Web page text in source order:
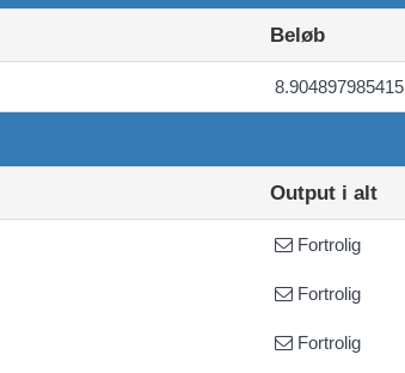
Beløb
8.904897985415
Output i alt
Fortrolig
Fortrolig
Fortrolig